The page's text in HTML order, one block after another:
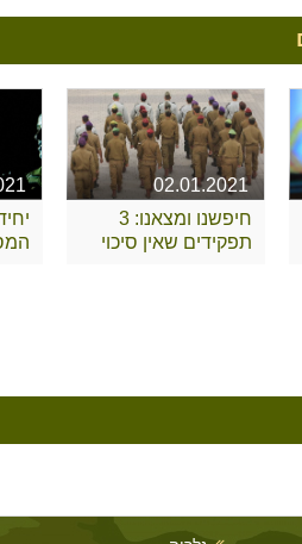
02.01.2021
חיפשנו ומצאנו: 3
תפקידים שאין סיכוי